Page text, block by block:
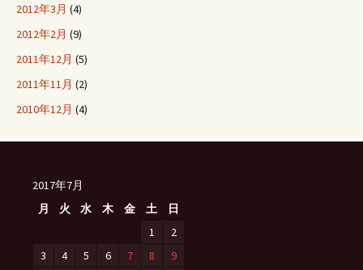
2012年3月 (4)
2012年2月 (9)
2011年12月 (5)
2011年11月 (2)
2010年12月 (4)
2017年7月
月
火 水 木 金 土
日
1
2
3
4 5 6 7 8
9